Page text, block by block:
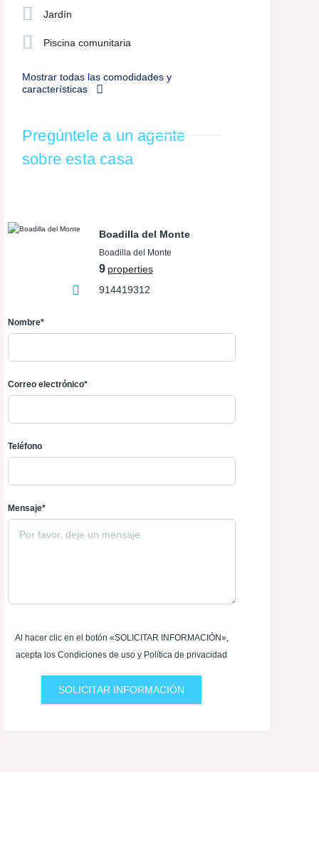
Jardín
Piscina comunitaria
Mostrar todas las comodidades y
características
Pregúntele a un agente
sobre esta casa
Boadilla del Monte
Boadilla del Monte
9 properties
914419312
Nombre*
Correo electrónico*
Teléfono
Mensaje*
Al hacer clic en el botón «SOLICITAR INFORMACIÓN»,
acepta los Condiciones de uso y Política de privacidad
SOLICITAR INFORMACIÓN